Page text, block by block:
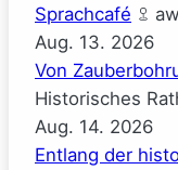
Sprachcafé
Aug. 13. 2026
Von
Historisches
Aug. 14. 2026
Entlang der